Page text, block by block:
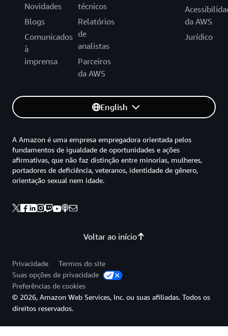
Novidades
Blogs
Comunicados
à
imprensa
técnicos
Relatórios
de
analistas
Parceiros
da AWS
da AWS
Jurídico
English
Voltar ao início
A Amazon é uma empresa empregadora orientada pelos
fundamentos de igualdade de oportunidades e ações
afirmativas, que não faz distinção entre minorias, mulheres,
portadores de deficiência, veteranos, identidade de gênero,
orientação sexual nem idade.
Privacidade
Termos do site
Suas opções de privacidade
Preferências de cookies
© 2026, Amazon Web Services, Inc. ou suas afiliadas. Todos os
direitos reservados.